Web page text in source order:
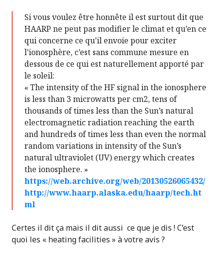
Si vous voulez être honnête il est surtout dit que
HAARP ne peut pas modifier le climat et qu’en ce
qui concerne ce qu’il envoie pour exciter
l’ionosphère, c’est sans commune mesure en
dessous de ce qui est naturellement apporté par
le soleil:
« The intensity of the HF signal in the ionosphere
is less than 3 microwatts per cm2, tens of
thousands of times less than the Sun’s natural
electromagnetic radiation reaching the earth
and hundreds of times less than even the normal
random variations in intensity of the Sun’s
natural ultraviolet (UV) energy which creates
the ionosphere. »
https://web.archive.org/web/20130526065432/
http://www.haarp.alaska.edu/haarp/tech.ht
ml
Certes il dit ça mais il dit aussi ce que je dis ! C’est
quoi les « heating facilities » à votre avis ?